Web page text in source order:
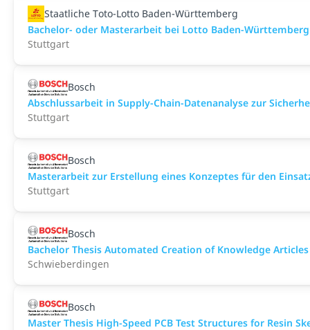
Staatliche Toto-Lotto Baden-Württemberg
Bachelor- oder Masterarbeit bei Lotto Baden-Württemberg
Stuttgart
Bosch
Abschlussarbeit in Supply-Chain-Datenanalyse zur
Stuttgart
Bosch
Masterarbeit zur Erstellung eines Konzeptes für den
Stuttgart
Bosch
Bachelor Thesis Automated Creation of Knowledge
Schwieberdingen
Bosch
Master Thesis High-Speed PCB Test Structures for Resin